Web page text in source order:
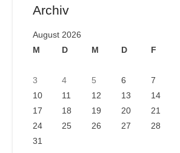
Archiv
August 2026
M
D M D F
3
4 5 6 7
10
11 12 13 14
17
18 19 20 21
24
25 26 27 28
31